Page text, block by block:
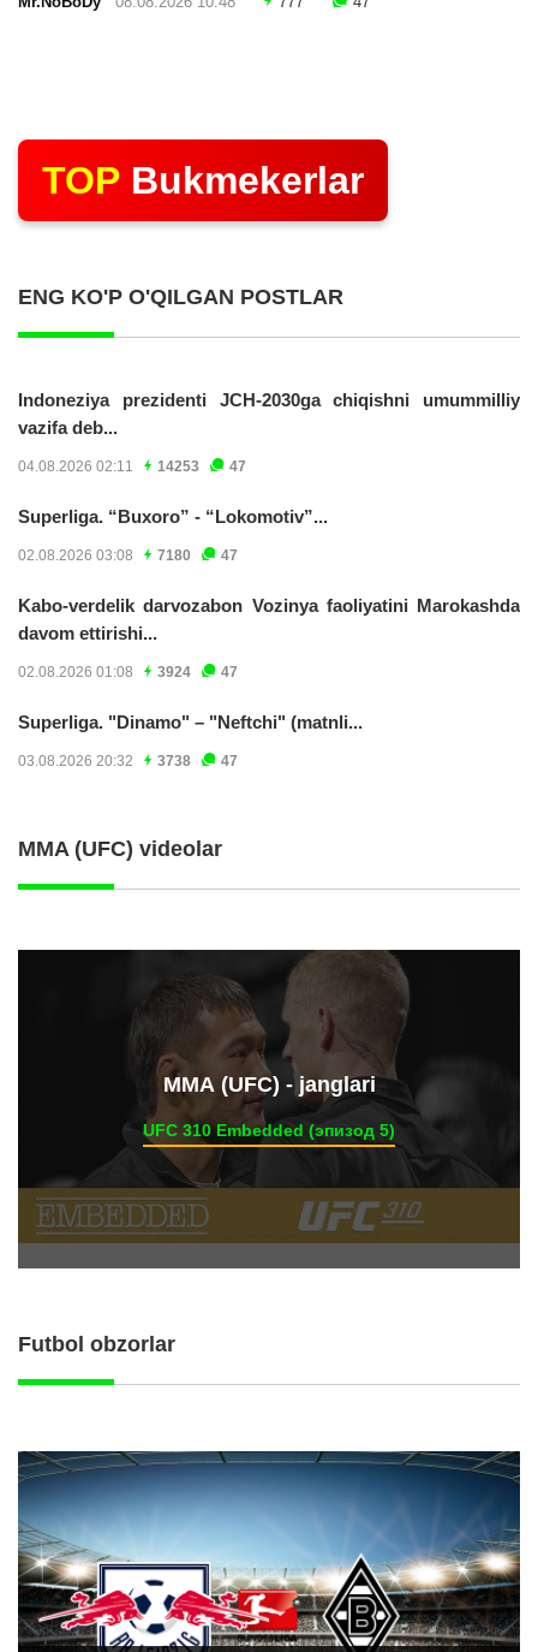
TOP Bukmekerlar
ENG KO'P O'QILGAN POSTLAR
Indoneziya prezidenti JCH-2030ga chiqishni umummilliy
vazifa deb...
04.08.2026 02:11 14253 47
Superliga. “Buxoro” - “Lokomotiv”...
02.08.2026 03:08 7180 47
Kabo-verdelik darvozabon Vozinya faoliyatini Marokashda
davom ettirishi...
02.08.2026 01:08 3924 47
Superliga. "Dinamo" – "Neftchi" (matnli...
03.08.2026 20:32 3738 47
MMA (UFC) videolar
ММА (UFC) - janglari
UFC 310 Embedded (эпизод 5)
Futbol obzorlar